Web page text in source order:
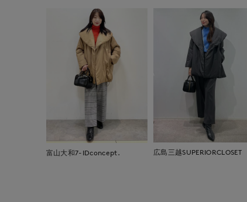
富山大和7-IDconcept. 広島三越SUPERIORCLOSET